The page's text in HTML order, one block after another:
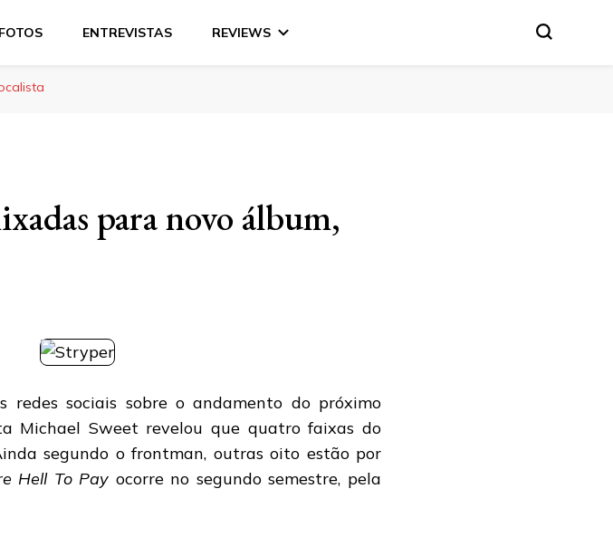
FOTOS ENTREVISTAS REVIEWS
para novo álbum,
redes sociais sobre o andamento do próximo
Michael Sweet revelou que quatro faixas do
segundo o frontman, outras oito estão por
Hell To Pay ocorre no segundo semestre, pela